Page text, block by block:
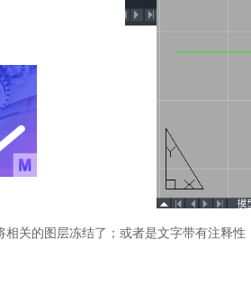
相关的图层冻结了；或者是文字带有注释